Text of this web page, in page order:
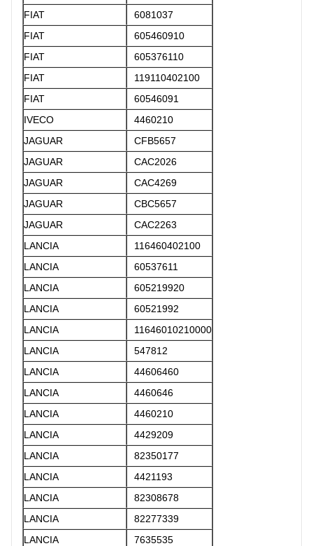
FIAT
6081037
FIAT
605460910
FIAT
605376110
FIAT
119110402100
FIAT
60546091
IVECO
4460210
JAGUAR
CFB5657
JAGUAR
CAC2026
JAGUAR
CAC4269
JAGUAR
CBC5657
JAGUAR
CAC2263
LANCIA
116460402100
LANCIA
60537611
LANCIA
605219920
LANCIA
60521992
LANCIA
11646010210000
LANCIA
547812
LANCIA
44606460
LANCIA
4460646
LANCIA
4460210
LANCIA
4429209
LANCIA
82350177
LANCIA
4421193
LANCIA
82308678
LANCIA
82277339
LANCIA
7635535